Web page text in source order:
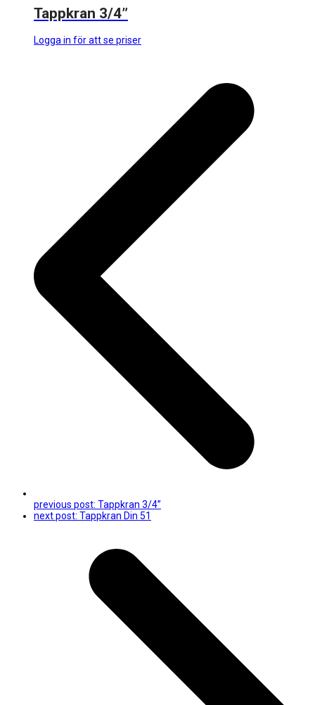
Tappkran 3/4”
Logga in för att se priser
previous post: Tappkran 3/4”
next post: Tappkran Din 51